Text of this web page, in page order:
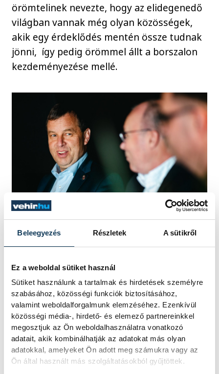
Beleegyezés Részletek A sütikről
Ez a weboldal sütiket használ
Sütiket használunk a tartalmak és hirdetések személyre
szabásához, közösségi funkciók biztosításához,
valamint weboldalforgalmunk elemzéséhez. Ezenkívül
közösségi média-, hirdető- és elemező partnereinkkel
megosztjuk az Ön weboldalhasználatra vonatkozó
adatait, akik kombinálhatják az adatokat más olyan
adatokkal, amelyeket Ön adott meg számukra vagy az
Ön által használt más szolgáltatásokból gyűjtöttek.
örömtelinek nevezte, hogy az elidegenedő
világban vannak még olyan közösségek,
akik egy érdeklődés mentén össze tudnak
jönni, így pedig örömmel állt a borszalon
kezdeményezése mellé.
Porga Gyula polgármester – ahogy idéztük
már – az EKF pozitív hagyatékának nevezte
a borszalon koncepcióját, ami bebizonyítja,
hogy mindaz, amit a programmal
elindítottak meg tud ragadni
Veszprémben, ha valaki eltökélten és kellő
minőséggel társulva áll mellé. Hiszen pont
a helyi közösségek megerősítése volt az
egyik jelmondata az EKF-nek, ami most úgy